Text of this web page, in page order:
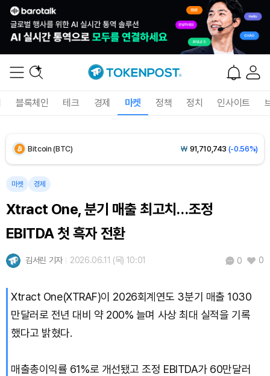
블록체인 테크 경제 마켓 정책 정치 인사이트
Ethereum (ETH) ₩2,713,563 (-0.23%)
Tether USDt (USDT)
BNB (BNB) ₩835,844
USDC (USDC)
Solana (SOL) ₩ 103,930(-1.05%)
TRON (TRX)
마켓 경제
Xtract One, 분기 매출 최고치…조정
EBITDA 첫 흑자 전환
김서린 기자 2026.06.11 (목) 10:01 0 0
Xtract One(XTRAF)이 2026회계연도 3분기 매출 1030
만달러로 전년 대비 약 200% 늘며 사상 최대 실적을 기록
했다고 밝혔다.
매출총이익률 61%로 개선됐고 조정 EBITDA가 60만달러